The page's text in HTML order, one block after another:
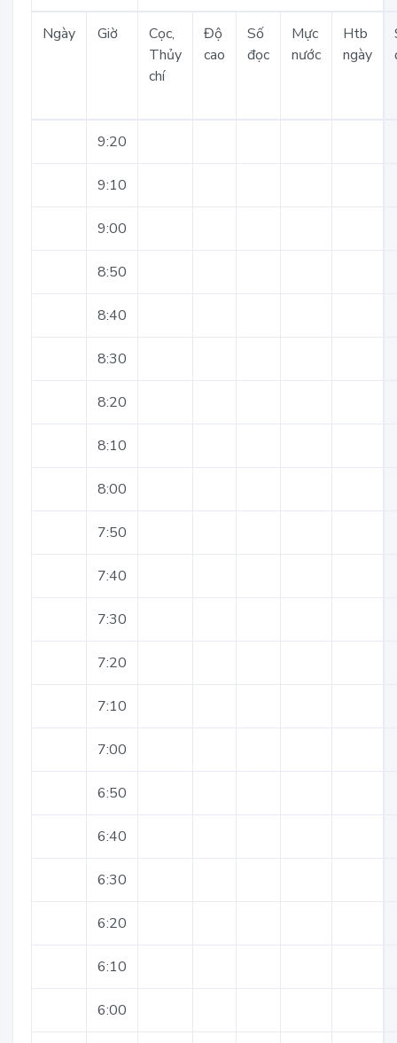
Ngày Giờ
Cọc,
Thủy
chí
Độ
cao
Số
đọc
Mực
nước
Htb
ngày
9:20
9:10
9:00
8:50
8:40
8:30
8:20
8:10
8:00
7:50
7:40
7:30
7:20
7:10
7:00
6:50
6:40
6:30
6:20
6:10
6:00